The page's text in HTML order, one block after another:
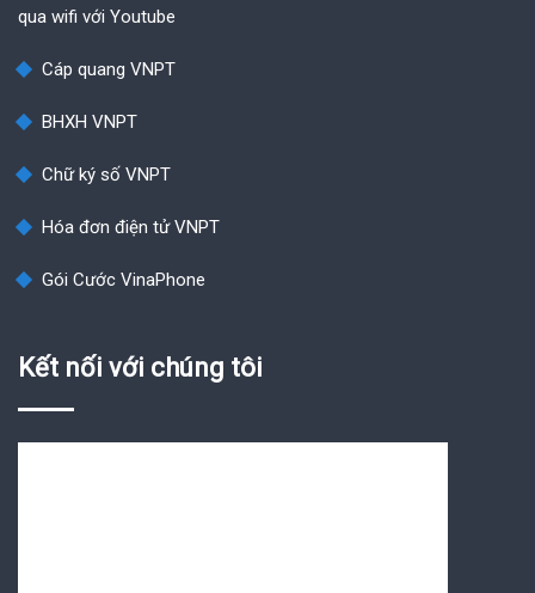
qua wifi với Youtube
Cáp quang VNPT
BHXH VNPT
Chữ ký số VNPT
Hóa đơn điện tử VNPT
Gói Cước VinaPhone
Kết nối với chúng tôi